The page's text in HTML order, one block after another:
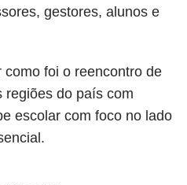
gestores, alunos e
como foi o reencontro de
regiões do país com
escolar com foco no lado